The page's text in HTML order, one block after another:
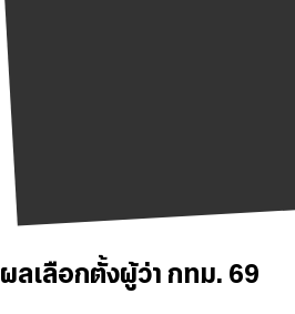
ผลเลือกตั้งผู้ว่า กทม. 69